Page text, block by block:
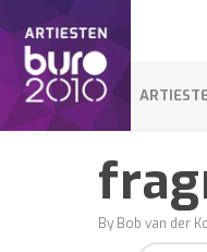
By Bob van der